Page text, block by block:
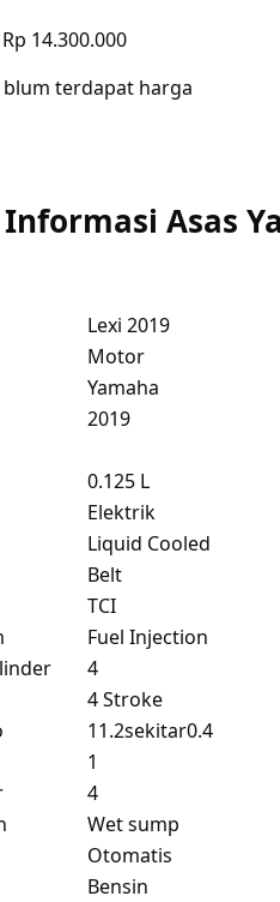
14.300.000
terdapat harga
Asas
Lexi 2019
Motor
Yamaha
2019
0.125 L
Elektrik
Liquid Cooled
Belt
TCI
Fuel Injection
4
4 Stroke
11.2sekitar0.4
1
4
Wet sump
Otomatis
Bensin